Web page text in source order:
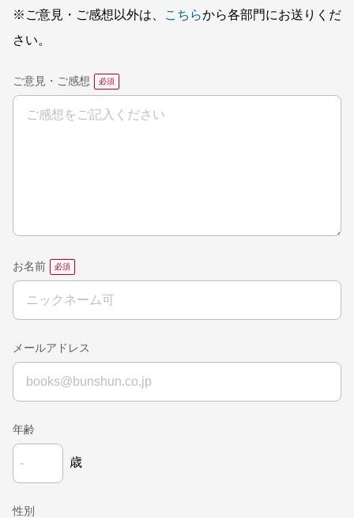
※ご意見・ご感想以外は、
こちらから各部門にお送りくだ
さい。
ご意見・ご感想
お名前
メールアドレス
年齢
歳
性別